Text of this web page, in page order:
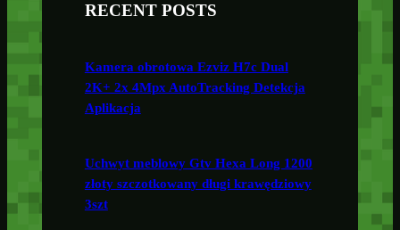
RECENT POSTS
Kamera obrotowa Ezviz H7c Dual
2K+ 2x 4Mpx AutoTracking Detekcja
Aplikacja
Uchwyt meblowy Gtv Hexa Long 1200
złoty szczotkowany długi krawędziowy
3szt